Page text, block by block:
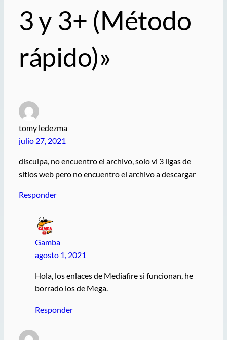
3 y 3+ (Método
rápido)»
tomy ledezma
julio 27, 2021
disculpa, no encuentro el archivo, solo vi 3 ligas de
sitios web pero no encuentro el archivo a descargar
Responder
Gamba
agosto 1, 2021
Hola, los enlaces de Mediafire si funcionan, he
borrado los de Mega.
Responder